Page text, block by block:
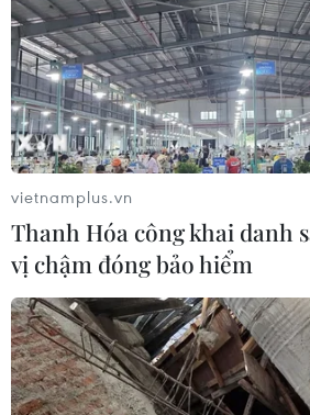
vietnamplus.vn
Thanh Hóa công khai danh
vị chậm đóng bảo hiểm